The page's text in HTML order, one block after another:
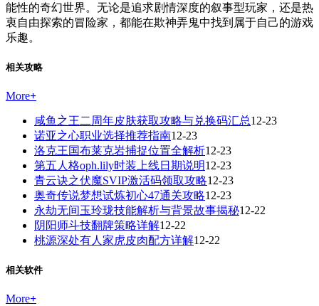
能性的奇幻世界。无论是追求剧情深度的叙事型玩家，还是热
衷自由探索的冒险家，都能在欺神弄鬼中找到属于自己的游戏
乐趣。
相关攻略
More+
咸鱼之王二周年皮肤获取攻略与兑换码汇总12-23
诺亚之心职业选择推荐指南12-23
洛克王国布莱克岩捕捉位置全解析12-23
第五人格oph.lily时装上线日期说明12-23
青云诀之伏魔SVIP激活码领取攻略12-23
奥奇传说梦想试炼初心47通关攻略12-23
永劫无间玉玲珑技能解析与背景故事揭秘12-22
阴阳师斗技翻牌策略详解12-22
桃源深处有人家虎皮肉配方详解12-22
相关软件
More+